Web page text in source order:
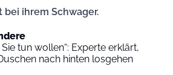
ihrem Schwager.
tun wollen“: Experte erklärt,
nach hinten losgehen